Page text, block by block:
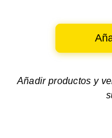
Añadir productos y